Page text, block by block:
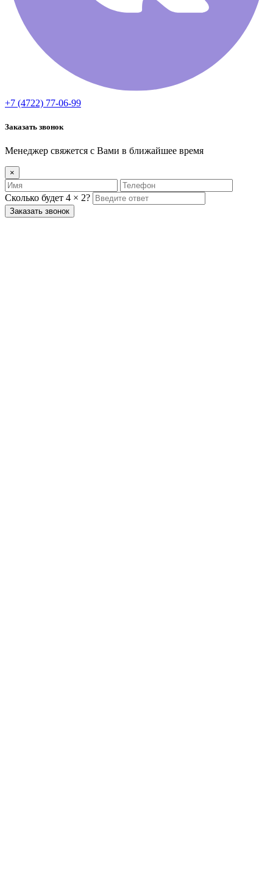
+7 (4722) 77-06-99
Заказать звонок
Менеджер свяжется с Вами в ближайшее время
×
Сколько будет 4 × 2?